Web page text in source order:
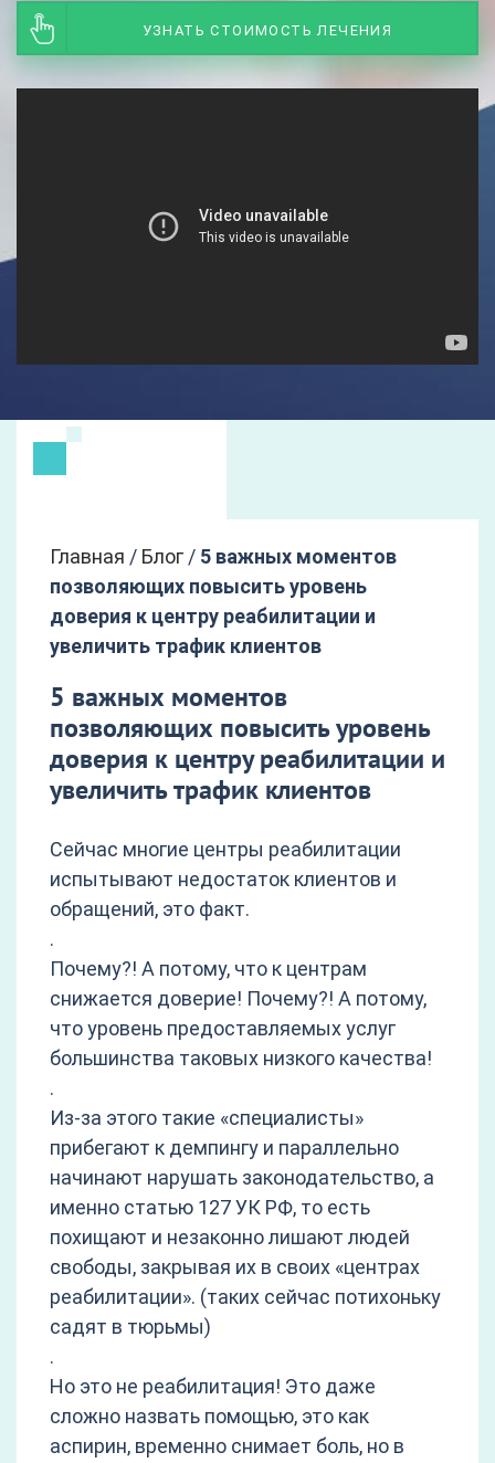
УЗНАТЬ СТОИМОСТЬ ЛЕЧЕНИЯ
Главная / Блог / 5 важных моментов
позволяющих повысить уровень
доверия к центру реабилитации и
увеличить трафик клиентов
5 важных моментов
позволяющих повысить уровень
доверия к центру реабилитации и
увеличить трафик клиентов
Сейчас многие центры реабилитации
испытывают недостаток клиентов и
обращений, это факт.
.
Почему?! А потому, что к центрам
снижается доверие! Почему?! А потому,
что уровень предоставляемых услуг
большинства таковых низкого качества!
.
Из-за этого такие «специалисты»
прибегают к демпингу и параллельно
начинают нарушать законодательство, а
именно статью 127 УК РФ, то есть
похищают и незаконно лишают людей
свободы, закрывая их в своих «центрах
реабилитации». (таких сейчас потихоньку
садят в тюрьмы)
.
Но это не реабилитация! Это даже
сложно назвать помощью, это как
аспирин, временно снимает боль, но в